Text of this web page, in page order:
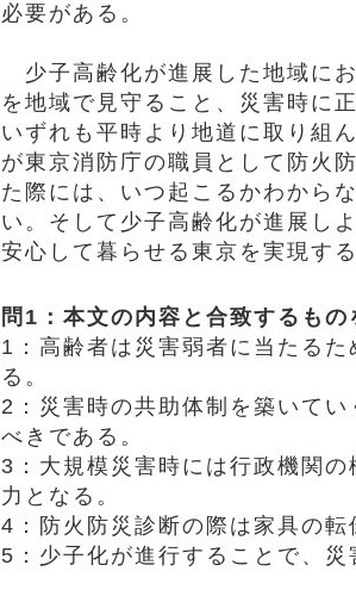
必要がある。
少子高齢化が進展した地域に
を地域で見守ること、災害時に
いずれも平時より地道に取り組
が東京消防庁の職員として防火
た際には、いつ起こるかわから
い。そして少子高齢化が進展し
安心して暮らせる東京を実現す
問 1 ：本文の内容と合致するもの
1 ：高齢者は災害弱者に当たる
る。
2 ：災害時の共助体制を築いて
べきである。
3 ：大規模災害時には行政機関
力となる。
4 ：防火防災診断の際は家具の
5 ：少子化が進行することで、